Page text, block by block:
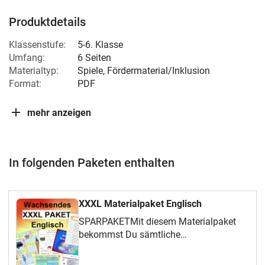
Produktdetails
Klassenstufe:
5-6. Klasse
Umfang:
6 Seiten
Materialtyp:
Spiele, Fördermaterial/Inklusion
Format:
PDF
mehr anzeigen
In folgenden Paketen enthalten
XXXL Materialpaket Englisch
SPARPAKETMit diesem Materialpaket
bekommst Du sämtliche